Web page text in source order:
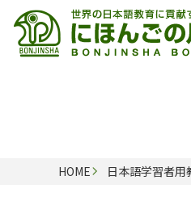
HOME 日本語学習者用